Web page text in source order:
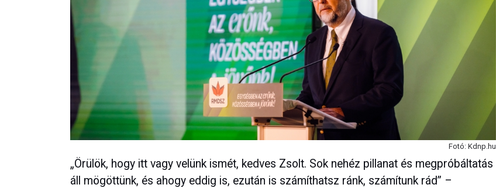
Fotó: Kdnp.hu
„Örülök, hogy itt vagy velünk ismét, kedves Zsolt. Sok nehéz pillanat és megpróbáltatás
áll mögöttünk, és ahogy eddig is, ezután is számíthatsz ránk, számítunk rád” –